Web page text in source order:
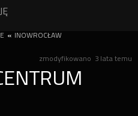
« INOWROCŁAW
zmodyfikowano 3 lata temu